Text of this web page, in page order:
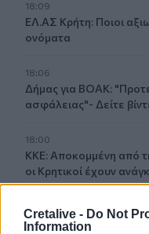
Cretalive - Do Not
Information
18:09
ΕΛ.ΑΣ Κρήτη: Ποιοι
ονόματα
18:06
Δήμας για ΒΟΑΚ:
ασφάλειας"- Δείτε
18:00
ΚΚΕ: Αποκομμένη από
οι Κρητικοί έχουν
Ενισχύθηκαν οι